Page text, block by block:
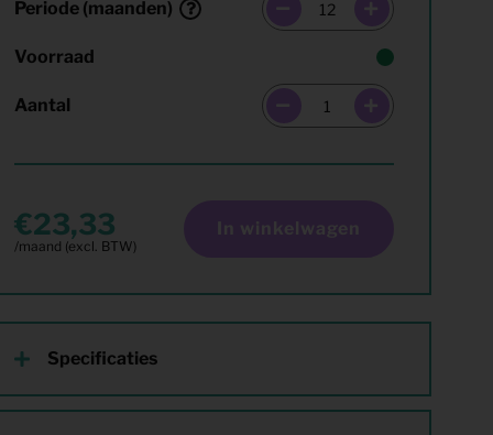
Periode (maanden)
Voorraad
Aantal
23,33 In winkelwagen
Specificaties